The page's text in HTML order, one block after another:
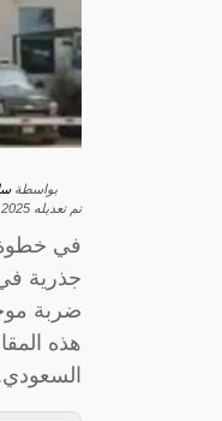
بواسطة
تم تعديله
في خطوة
جذرية
ضربة
هذه